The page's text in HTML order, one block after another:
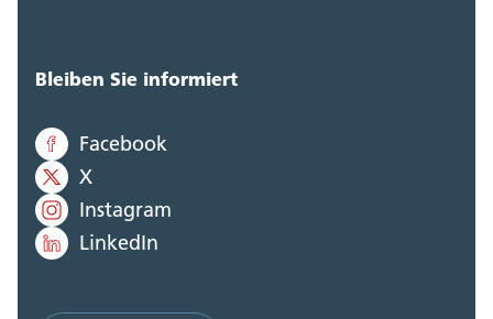
Bleiben Sie informiert
Facebook
X
Instagram
LinkedIn